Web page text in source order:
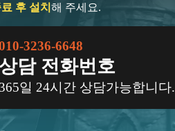
후 설치 해 주세요.
3236-6648
상담 전화번호
365일 24시간 상담가능합니다.